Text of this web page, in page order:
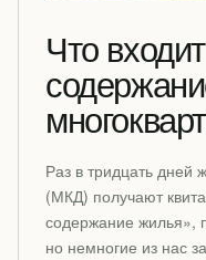
Что
Раз в тридцать дней
(МКД) получают
содержание жилья»,
но немногие из нас